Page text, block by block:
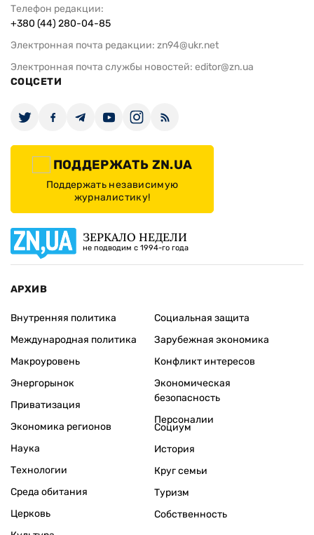
Телефон редакции:
+380 (44) 280-04-85
Электронная почта редакции: zn94@ukr.net
Электронная почта службы новостей: editor@zn.ua
СОЦСЕТИ
ПОДДЕРЖАТЬ ZN.UA
Поддержать независимую
журналистику!
ЗЕРКАЛО НЕДЕЛИ
не подводим с 1994-го года
АРХИВ
Внутренняя политика
Международная политика
Макроуровень
Энергорынок
Приватизация
Экономика регионов
Социальная защита
Зарубежная экономика
Конфликт интересов
Экономическая
безопасность
Персоналии
Наука
Технологии
Среда обитания
Церковь
Социум
История
Круг семьи
Туризм
Собственность